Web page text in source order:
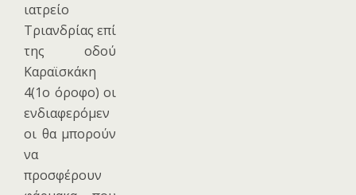
ιατρείο
Τριανδρίας επί
της οδού
Καραϊσκάκη
4(1ο όροφο) οι
ενδιαφερόμεν
οι θα μπορούν
να
προσφέρουν